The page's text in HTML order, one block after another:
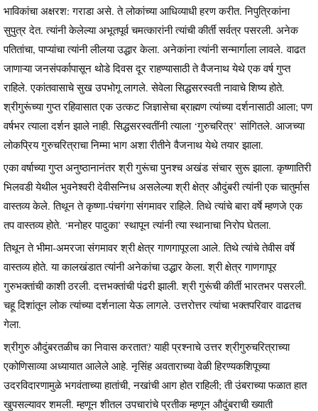
भाविकांचा अक्षरश: गराडा असे. ते लोकांच्या आधिव्याधी हरण करीत. निपुत्रिकांना
सुपुत्र देत. त्यांनी केलेल्या अभूतपूर्व चमत्कारांनी त्यांची कीर्ती सर्वत्र पसरली. अनेक
पतितांचा, पाप्यांचा त्यांनी लीलया उद्धार केला. अनेकांना त्यांनी सन्मार्गाला लावले. वाढत
जाणाऱ्या जनसंपर्कापासून थोडे दिवस दूर राहण्यासाठी ते वैजनाथ येथे एक वर्ष गुप्त
राहिले. एकांतवासाचे सुख उपभोगू लागले. सेवेला सिद्धसरस्वती नावाचे शिष्य होते.
श्रीगुरूंच्या गुप्त रहिवासात एक उत्कट जिज्ञासेचा ब्राह्मण त्यांच्या दर्शनासाठी आला; पण
वर्षभर त्याला दर्शन झाले नाही. सिद्धसरस्वतींनी त्याला ‘गुरुचरित्र’ सांगितले. आजच्या
लोकप्रिय गुरुचरित्राचा निम्मा भाग अशा रीतीने वैजनाथ येथे तयार झाला.
एका वर्षाच्या गुप्त अनुष्ठानानंतर श्री गुरूंचा पुनश्च अखंड संचार सुरू झाला. कृष्णातिरी
भिलवडी येथील भुवनेश्वरी देवीसन्निध असलेल्या श्री क्षेत्र औदुंबरी त्यांनी एक चातुर्मास
वास्तव्य केले. तिथून ते कृष्णा-पंचगंगा संगमावर राहिले. तिथे त्यांचे बारा वर्षे म्हणजे एक
तप वास्तव्य होते. ‘मनोहर पादुका’ स्थापून त्यांनी त्या स्थानाचा निरोप घेतला.
तिथून ते भीमा-अमरजा संगमावर श्री क्षेत्र गाणगापूरला आले. तिथे त्यांचे तेवीस वर्षे
वास्तव्य होते. या कालखंडात त्यांनी अनेकांचा उद्धार केला. श्री क्षेत्र गाणगापूर
गुरुभक्तांची काशी ठरली. दत्तभक्तांची पंढरी झाली. श्री गुरूंची कीर्ती भारतभर पसरली.
चहू दिशांतून लोक त्यांच्या दर्शनाला येऊ लागले. उत्तरोत्तर त्यांचा भक्तपरिवार वाढतच
गेला.
श्रीगुरु औदुंबरतळीच का निवास करतात? याही प्रश्नाचे उत्तर श्रीगुरुचरित्राच्या
एकोणिसाव्या अध्यायात आलेले आहे. नृसिंह अवताराच्या वेळी हिरण्यकशिपूच्या
उदरविदारणामुळे भगवंताच्या हातांची, नखांची आग होत राहिली; ती उंबराच्या फळात हात
खुपसल्यावर शमली. म्हणून शीतल उपचारांचे प्रतीक म्हणून औदुंबराची ख्याती